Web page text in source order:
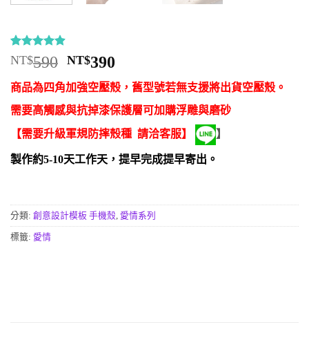
評分4.89
/ 5，已有
9
位顧客進
行評分
NT$590 原
始
價
格：
NT$590。
NT$390
前
價
格：
NT$390。
商品為四角加強空壓殼，舊型號若無支援將出貨空壓殼。
需要高觸感與抗掉漆保護層可加購浮雕與磨砂
【需要升級軍規防摔殼種 請洽客服】
】
製作約5-10天工作天，提早完成提早寄出。
分類: 創意設計模板 手機殼, 愛情系列
標籤: 愛情